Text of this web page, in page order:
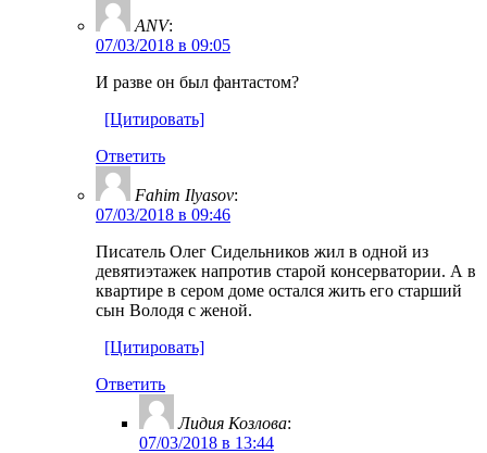
ANV:
07/03/2018 в 09:05
И разве он был фантастом?
[Цитировать]
Ответить
Fahim Ilyasov:
07/03/2018 в 09:46
Писатель Олег Сидельников жил в одной из
девятиэтажек напротив старой консерватории. А в
квартире в сером доме остался жить его старший
сын Володя с женой.
[Цитировать]
Ответить
Лидия Козлова:
07/03/2018 в 13:44